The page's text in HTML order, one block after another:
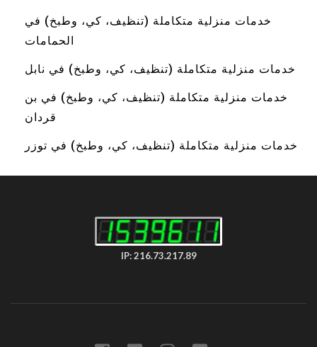
خدمات منزلية متكاملة (تنظيف، كي، وطبخ) في
الحمامات
خدمات منزلية متكاملة (تنظيف، كي، وطبخ) في نابل
خدمات منزلية متكاملة (تنظيف، كي، وطبخ) في بن
قردان
خدمات منزلية متكاملة (تنظيف، كي، وطبخ) في توزر
IP: 216.73.217.89